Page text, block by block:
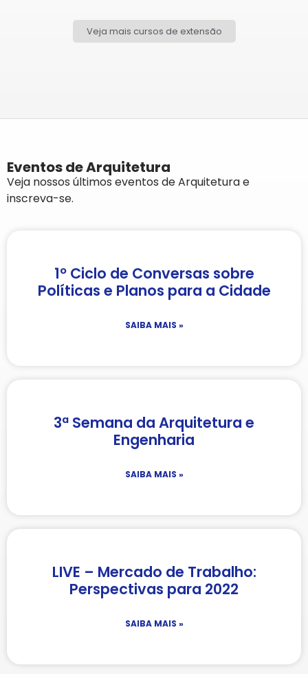
Veja mais cursos de extensão
Eventos de Arquitetura
Veja nossos últimos eventos de Arquitetura e
inscreva-se.
1º Ciclo de Conversas sobre
Políticas e Planos para a Cidade
SAIBA MAIS »
3ª Semana da Arquitetura e
Engenharia
SAIBA MAIS »
LIVE – Mercado de Trabalho:
Perspectivas para 2022
SAIBA MAIS »